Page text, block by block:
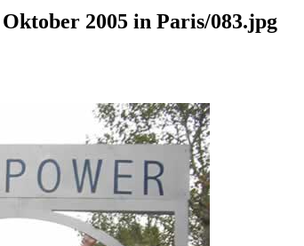
2005 in Paris/083.jpg